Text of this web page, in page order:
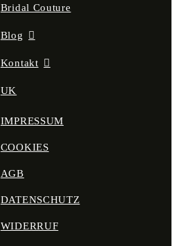
Bridal Couture
Blog
Kontakt
UK
IMPRESSUM
COOKIES
AGB
DATENSCHUTZ
WIDERRUF